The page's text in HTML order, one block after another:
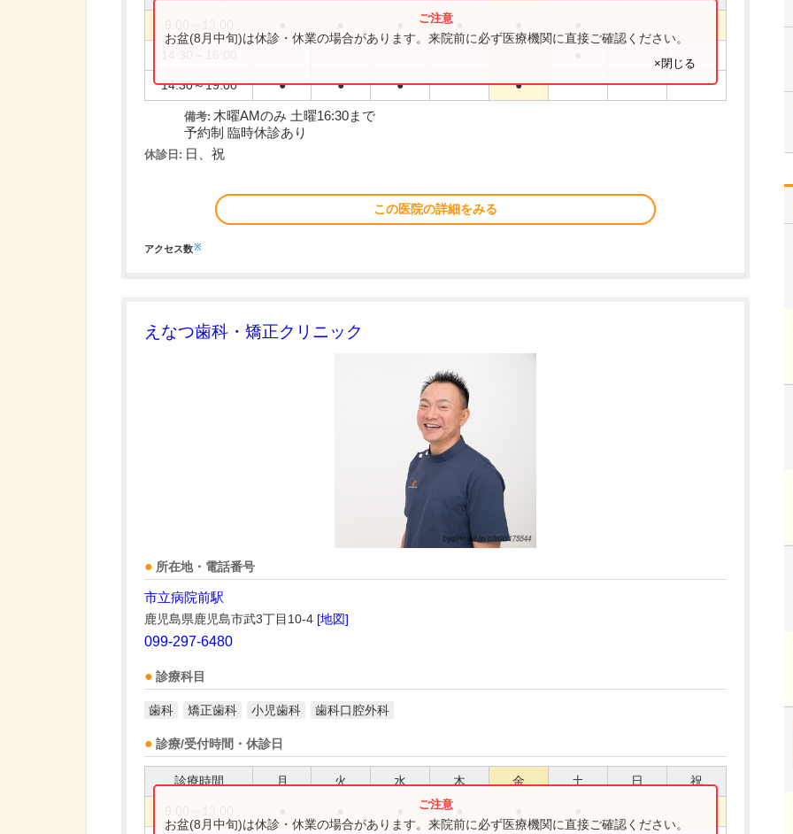
14:30～19:00 ● ● ● ●
お盆(8月中旬)は休診・休業の場合があります。来院前に必ず医療機関に直接ご確認ください。
×閉じる
備考: 木曜AMのみ 土曜16:30まで
予約制 臨時休診あり
休診日: 日、祝
この医院の詳細をみる
アクセス数※
えなつ歯科・矯正クリニック
所在地・電話番号
市立病院前駅
鹿児島県鹿児島市武3丁目10-4 [地図]
099-297-6480
診療科目
歯科 矯正歯科 小児歯科 歯科口腔外科
診療/受付時間・休診日
診療時間 月 火 水 木 金 土 日 祝
お盆(8月中旬)は休診・休業の場合があります。来院前に必ず医療機関に直接ご確認ください。